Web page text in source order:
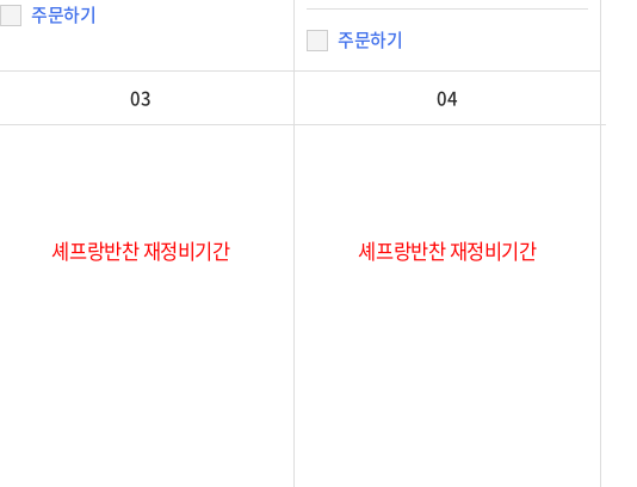
주문하기
주문하기
03
셰프랑반찬 재정비기간
04
셰프랑반찬 재정비기간